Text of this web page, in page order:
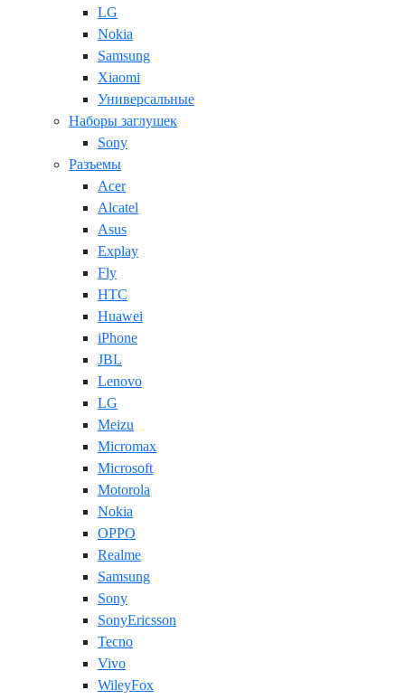
LG
Nokia
Samsung
Xiaomi
Универсальные
Наборы заглушек
Sony
Разъемы
Acer
Alcatel
Asus
Explay
Fly
HTC
Huawei
iPhone
JBL
Lenovo
LG
Meizu
Micromax
Microsoft
Motorola
Nokia
OPPO
Realme
Samsung
Sony
SonyEricsson
Tecno
Vivo
WileyFox